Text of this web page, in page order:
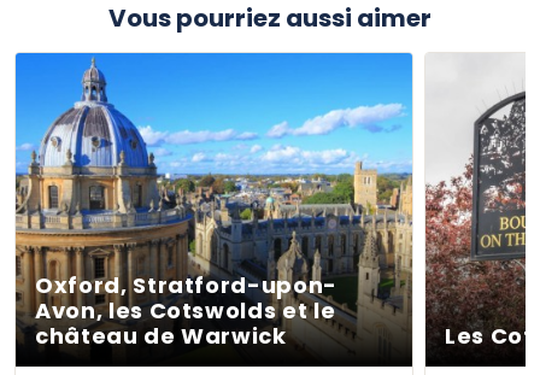
Vous pourriez aussi aimer
Oxford, Stratford-upon-
Avon, les Cotswolds et le
château de Warwick
Les